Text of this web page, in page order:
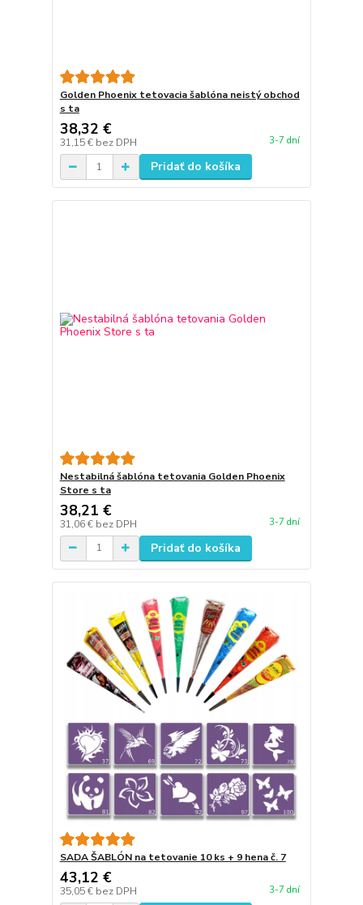
Golden Phoenix tetovacia šablóna neistý obchod
s ta
38,32 €
31,15 € bez DPH 3-7 dní
Pridať do košíka
Nestabilná šablóna tetovania Golden Phoenix
Store s ta
38,21 €
31,06 € bez DPH 3-7 dní
Pridať do košíka
SADA ŠABLÓN na tetovanie 10 ks + 9 hena č. 7
43,12 €
35,05 € bez DPH 3-7 dní